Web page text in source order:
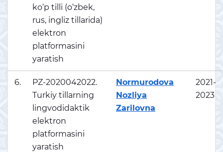
ko‘p tilli (o‘zbek,
rus, ingliz tillarida)
elektron
platformasini
yaratish
6.
PZ-2020042022.
Turkiy tillarning
lingvodidaktik
elektron
platformasini
yaratish
Normurodova
Nozliya
Zarilovna
2021-
2023